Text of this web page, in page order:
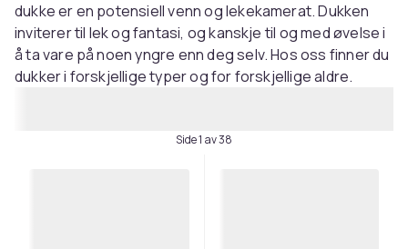
dukke er en potensiell venn og lekekamerat. Dukken
inviterer til lek og fantasi, og kanskje til og med øvelse i
å ta vare på noen yngre enn deg selv. Hos oss finner du
dukker i forskjellige typer og for forskjellige aldre.
Side 1 av 38